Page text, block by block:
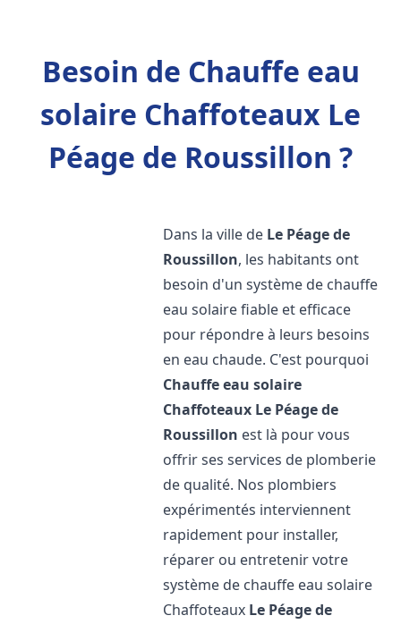
Besoin de Chauffe eau
solaire Chaffoteaux Le
Péage de Roussillon ?
Dans la ville de Le Péage de
Roussillon, les habitants ont
besoin d'un système de chauffe
eau solaire fiable et efficace
pour répondre à leurs besoins
en eau chaude. C'est pourquoi
Chauffe eau solaire
Chaffoteaux Le Péage de
Roussillon est là pour vous
offrir ses services de plomberie
de qualité. Nos plombiers
expérimentés interviennent
rapidement pour installer,
réparer ou entretenir votre
système de chauffe eau solaire
Chaffoteaux Le Péage de